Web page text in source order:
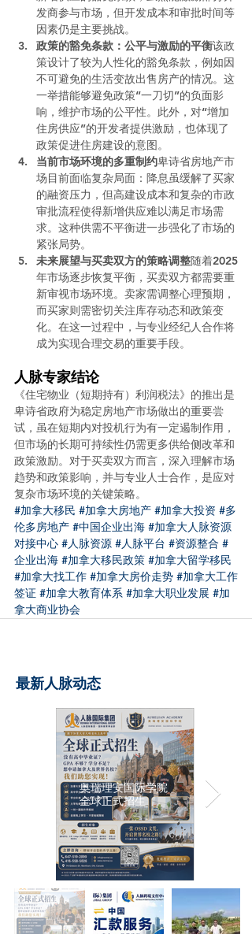
发商参与市场，但开发成本和审批时间等
因素仍是主要挑战。
政策的豁免条款：公平与激励的平衡该政
策设计了较为人性化的豁免条款，例如因
不可避免的生活变故出售房产的情况。这
一举措能够避免政策“一刀切”的负面影
响，维护市场的公平性。此外，对“增加
住房供应”的开发者提供激励，也体现了
政策促进住房建设的意图。
当前市场环境的多重制约卑诗省房地产市
场目前面临复杂局面：降息虽缓解了买家
的融资压力，但高建设成本和复杂的市政
审批流程使得新增供应难以满足市场需
求。这种供需不平衡进一步强化了市场的
紧张局势。
未来展望与买卖双方的策略调整随着2025
年市场逐步恢复平衡，买卖双方都需要重
新审视市场环境。卖家需调整心理预期，
而买家则需密切关注库存动态和政策变
化。在这一过程中，与专业经纪人合作将
成为实现合理交易的重要手段。
人脉专家结论
《住宅物业（短期持有）利润税法》的推出是
卑诗省政府为稳定房地产市场做出的重要尝
试，虽在短期内对投机行为有一定遏制作用，
但市场的长期可持续性仍需更多供给侧改革和
政策激励。对于买卖双方而言，深入理解市场
趋势和政策影响，并与专业人士合作，是应对
复杂市场环境的关键策略。
#加拿大移民 #加拿大房地产 #加拿大投资 #多
伦多房地产 #中国企业出海 #加拿大人脉资源
对接中心 #人脉资源 #人脉平台 #资源整合 #
企业出海 #加拿大移民政策 #加拿大留学移民
#加拿大找工作 #加拿大房价走势 #加拿大工作
签证 #加拿大教育体系 #加拿大职业发展 #加
拿大商业协会
最新人脉动态
奥瑞理安国际学院
全球正式招生